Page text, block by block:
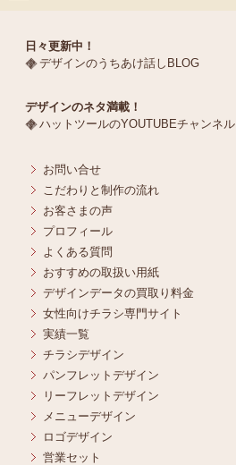
日々更新中！
デザインのうちあけ話しBLOG
デザインのネタ満載！
ハットツールのYOUTUBEチャンネル
お問い合せ
こだわりと制作の流れ
お客さまの声
プロフィール
よくある質問
おすすめの取扱い用紙
デザインデータの買取り料金
女性向けチラシ専門サイト
実績一覧
チラシデザイン
パンフレットデザイン
リーフレットデザイン
メニューデザイン
ロゴデザイン
営業セット